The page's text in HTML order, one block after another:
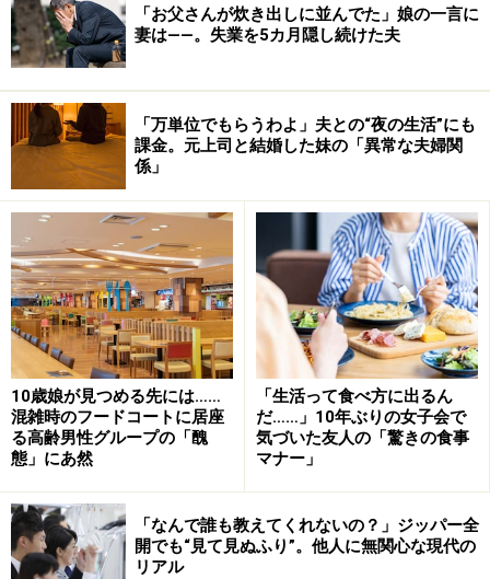
ば、当時はウケていたような可愛らしい話し方や仕草を
今でもやってしまうと、周りからは「若作りをしている
人」に見られてしまいます。
若い頃から可愛くて人気があるような人は、「相手の期
待に応えよう」という意識を持っている人も多いので、
いつまでも「若くて可愛い自分でいなくてはいけない」
という強迫観念を抱いてしまうことがあります。それに
よって“歳を重ねた自分”を受け止め切れずに、苦しんで
しまうこともあります。
もちろん心無い人は、「昔は可愛かったけど、老けたな
ぁ」なんて言ってくるかもしれませんが、そんな人を相
手にする必要はありません。だって、その人だって月日
と共に老けているのだから！ 自分は老化しておきなが
ら、人が歳をとること対しては優しく受け止められない
人なんて、放っておきましょう。
「お父さんが炊き出しに並んでた」娘の一言に
妻は――。失業を5カ月隠し続けた夫
「万単位でもらうわよ」夫との“夜の生活”にも
課金。元上司と結婚した妹の「異常な夫婦関
係」
10歳娘が見つめる先には……
混雑時のフードコートに居座
る高齢男性グループの「醜
態」にあ然
「生活って食べ方に出るん
だ……」10年ぶりの女子会で
気づいた友人の「驚きの食事
マナー」
「なんで誰も教えてくれないの？」ジッパー全
開でも“見て見ぬふり”。他人に無関心な現代の
リアル